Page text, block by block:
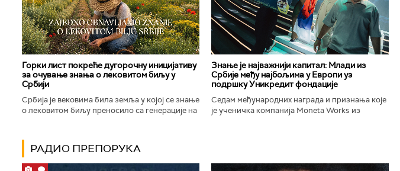
Горки лист покреће дугорочну иницијативу
за очување знања о лековитом биљу у
Србији
Србија је вековима била земља у којој се знање
о лековитом биљу преносило са генерације на
Знање је најважнији капитал: Млади из
Србије међу најбољима у Европи уз
подршку Уникредит фондације
Седам међународних награда и признања које
је ученичка компанија Moneta Works из
РАДИО ПРЕПОРУКА